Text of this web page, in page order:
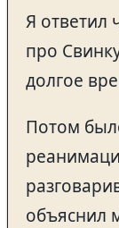
Я ответил
про
долгое
Потом
объяснил